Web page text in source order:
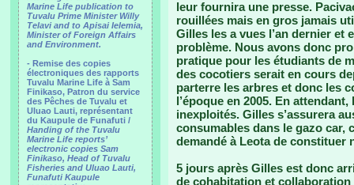
Marine Life publication to
Tuvalu Prime Minister Willy
Telavi and to Apisai Ielemia,
Minister of Foreign Affairs
and Environment.
- Remise des copies
électroniques des rapports
Tuvalu Marine Life à Sam
Finikaso, Patron du service
des Pêches de Tuvalu et
Uluao Lauti, représentant
du Kaupule de Funafuti /
Handing of the Tuvalu
Marine Life reports’
electronic copies Sam
Finikaso, Head of Tuvalu
Fisheries and Uluao Lauti,
Funafuti Kaupule
leur fournira une presse.
rouillées mais en gros jamais
Gilles les a vues l’an dernier et
problème. Nous avons donc
pratique pour les étudiants de
des cocotiers serait en cours
parterre les arbres et donc les
l’époque en 2005. En
inexploités. Gilles s’assurera
consumables dans le gazo car,
demandé à Leota de constituer
5 jours après Gilles est donc
de cohabitation et